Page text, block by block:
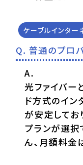
ケーブルインター
普通のプロ
光ファイバー
ド方式のイン
が安定してお
プランが選択
ん、月額料金